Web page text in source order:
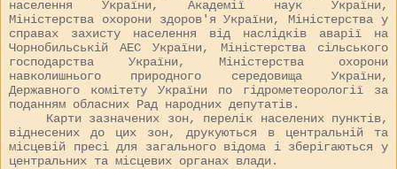
населення України, Академії наук України,
Міністерства охорони здоров'я України, Міністерства у
справах захисту населення від наслідків аварії на
Чорнобильській АЕС України, Міністерства сільського
господарства України, Міністерства охорони
навколишнього природного середовища України,
Державного комітету України по гідрометеорології за
поданням обласних Рад народних депутатів.
Карти зазначених зон, перелік населених пунктів,
віднесених до цих зон, друкуються в центральній та
місцевій пресі для загального відома і зберігаються у
центральних та місцевих органах влади.